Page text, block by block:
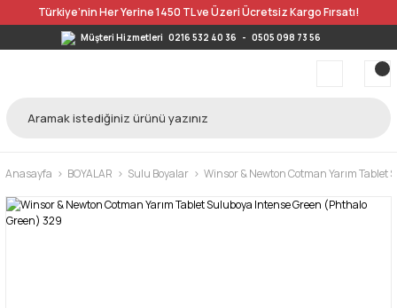
Türkiye’nin Her Yerine 1450 TL ve Üzeri Ücretsiz Kargo Fırsatı!
Müşteri Hizmetleri 0216 532 40 36 - 0505 098 73 56
Anasayfa BOYALAR Sulu Boyalar Winsor & Newton Cotman Yarım Tablet